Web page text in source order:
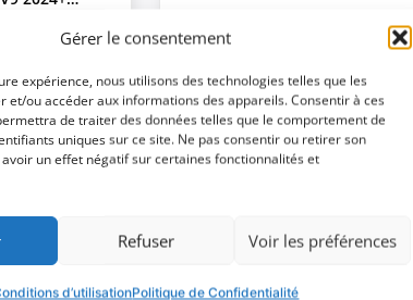
Gérer le consentement
expérience, nous utilisons des technologies telles que les
et/ou accéder aux informations des appareils. Consentir à ces
de traiter des données telles que le comportement de
uniques sur ce site. Ne pas consentir ou retirer son
un effet négatif sur certaines fonctionnalités et
Refuser Voir les préférences
d’utilisationPolitique de Confidentialité
/
Benne
pour
Tessera Roll+: Couvercle /
Rétractable Manuel pour
Pick-up
Code: TESS 1462 ROLL
EAN-13: 5212062615350